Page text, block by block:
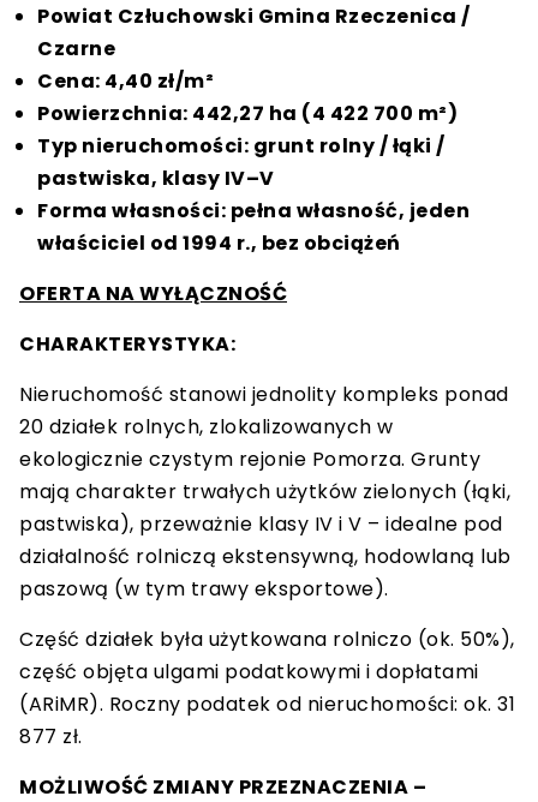
Powiat Człuchowski Gmina Rzeczenica /
Czarne
Cena: 4,40 zł/m²
Powierzchnia: 442,27 ha (4 422 700 m²)
Typ nieruchomości: grunt rolny / łąki /
pastwiska, klasy IV–V
Forma własności: pełna własność, jeden
właściciel od 1994 r., bez obciążeń
OFERTA NA WYŁĄCZNOŚĆ
CHARAKTERYSTYKA:
Nieruchomość stanowi jednolity kompleks ponad
20 działek rolnych, zlokalizowanych w
ekologicznie czystym rejonie Pomorza. Grunty
mają charakter trwałych użytków zielonych (łąki,
pastwiska), przeważnie klasy IV i V – idealne pod
działalność rolniczą ekstensywną, hodowlaną lub
paszową (w tym trawy eksportowe).
Część działek była użytkowana rolniczo (ok. 50%),
część objęta ulgami podatkowymi i dopłatami
(ARiMR). Roczny podatek od nieruchomości: ok. 31
877 zł.
MOŻLIWOŚĆ ZMIANY PRZEZNACZENIA –